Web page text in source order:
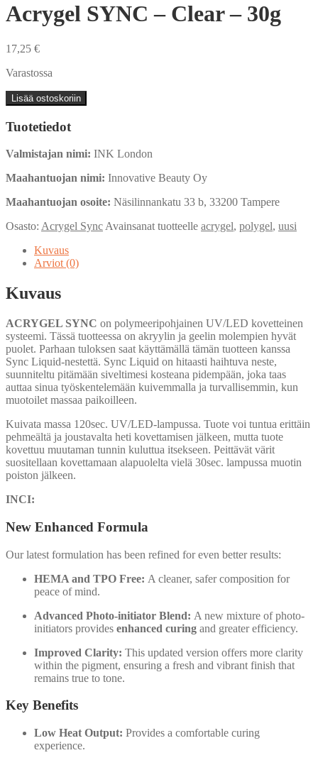
Acrygel SYNC – Clear – 30g
17,25 €
Varastossa
Acrygel
SYNC
-
Clear
-
30g
määrä
Lisää ostoskoriin
Tuotetiedot
Valmistajan nimi: INK London
Maahantuojan nimi: Innovative Beauty Oy
Maahantuojan osoite: Näsilinnankatu 33 b, 33200 Tampere
Osasto: Acrygel Sync Avainsanat tuotteelle acrygel, polygel, uusi
Kuvaus
Arviot (0)
Kuvaus
ACRYGEL SYNC on polymeeripohjainen UV/LED kovetteinen
systeemi. Tässä tuotteessa on akryylin ja geelin molempien hyvät
puolet. Parhaan tuloksen saat käyttämällä tämän tuotteen kanssa
Sync Liquid-nestettä. Sync Liquid on hitaasti haihtuva neste,
suunniteltu pitämään siveltimesi kosteana pidempään, joka taas
auttaa sinua työskentelemään kuivemmalla ja turvallisemmin, kun
muotoilet massaa paikoilleen.
Kuivata massa 120sec. UV/LED-lampussa. Tuote voi tuntua erittäin
pehmeältä ja joustavalta heti kovettamisen jälkeen, mutta tuote
kovettuu muutaman tunnin kuluttua itsekseen. Peittävät värit
suositellaan kovettamaan alapuolelta vielä 30sec. lampussa muotin
poiston jälkeen.
INCI:
New Enhanced Formula
Our latest formulation has been refined for even better results:
HEMA and TPO Free: A cleaner, safer composition for
peace of mind.
Advanced Photo-initiator Blend: A new mixture of photo-
initiators provides enhanced curing and greater efficiency.
Improved Clarity: This updated version offers more clarity
within the pigment, ensuring a fresh and vibrant finish that
remains true to tone.
Key Benefits
Low Heat Output: Provides a comfortable curing
experience.